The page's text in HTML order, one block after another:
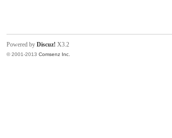
Powered byDiscuz! X3.2
© 2001-2013Comsenz Inc.